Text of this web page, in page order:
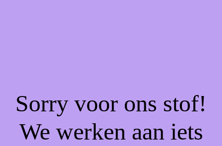
Sorry voor ons stof!
We werken aan iets